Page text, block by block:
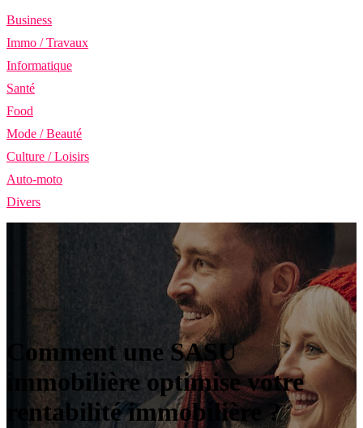
Business
Immo / Travaux
Informatique
Santé
Food
Mode / Beauté
Culture / Loisirs
Auto-moto
Divers
Comment une SASU
immobilière optimise votre
rentabilité immobilière ?